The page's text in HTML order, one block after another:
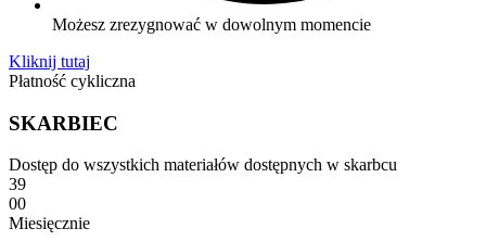
Możesz zrezygnować w dowolnym momencie
Kliknij tutaj
Płatność cykliczna
SKARBIEC
Dostęp do wszystkich materiałów dostępnych w skarbcu
39
00
Miesięcznie